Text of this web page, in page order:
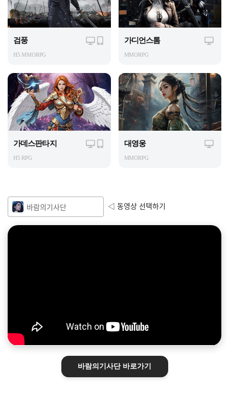
검풍
H5 MMORPG
가디언스톰
MMORPG
가데스판타지
H5 RPG
대영웅
MMORPG
바람의기사단 ◁ 동영상 선택하기
바람의기사단바로가기